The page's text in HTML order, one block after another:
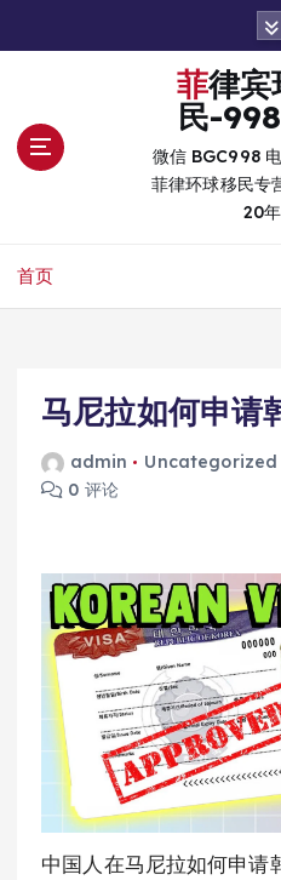
菲律宾环球移
民-
微信 BGC998
菲律环球移民专
20年
首页
马尼拉如何申请
admin Uncategorized
0 评论
中国人在马尼拉如何申请